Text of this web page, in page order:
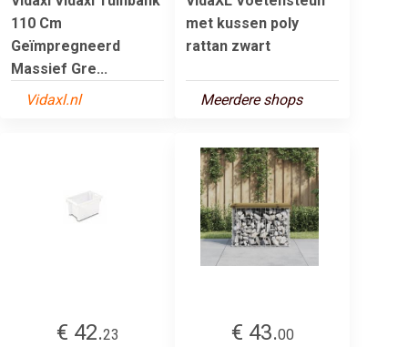
110 Cm
Geïmpregneerd
Massief Gre...
Vidaxl.nl
met kussen poly
rattan zwart
Meerdere shops
€ 42.23
€ 43.00